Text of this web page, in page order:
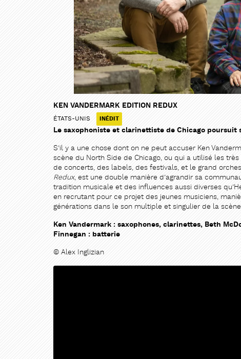
KEN VANDERMARK EDITION REDUX
ÉTATS-UNIS INÉDIT
Le saxophoniste et clarinettiste de Chicago
S’il y a une chose dont on ne peut accuser Ken
scène du North Side de Chicago, ou qui a utilisé les
de concerts, des labels, des festivals, et le grand
Redux, est une double manière d’agrandir sa
tradition musicale et des influences aussi diverses
en recrutant pour ce projet des jeunes musiciens,
générations dans le son multiple et singulier de la
Ken Vandermark : saxophones, clarinettes, Beth
Finnegan : batterie
© Alex Inglizian